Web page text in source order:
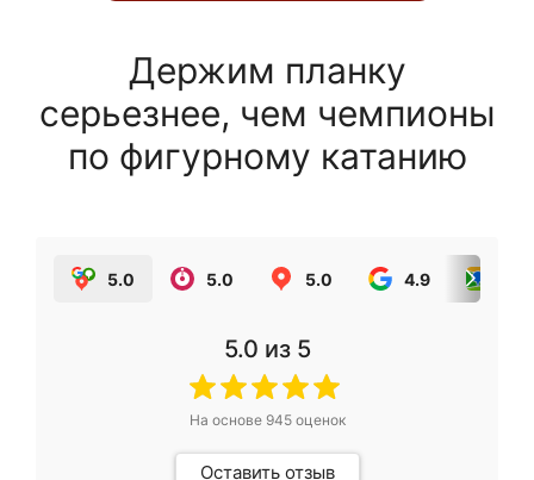
Держим планку
серьезнее, чем чемпионы
по фигурному катанию
5.0 5.0 5.0 4.9
5.0 из 5
На основе 945оценок
Оставить отзыв